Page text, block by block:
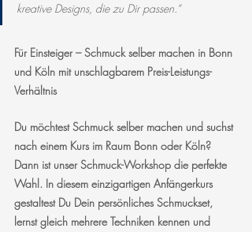
kreative Designs, die zu Dir passen.“
Für Einsteiger – Schmuck selber machen in Bonn
und Köln mit unschlagbarem Preis-Leistungs-
Verhältnis
Du möchtest Schmuck selber machen und suchst
nach einem Kurs im Raum Bonn oder Köln?
Dann ist unser Schmuck-Workshop die perfekte
Wahl. In diesem einzigartigen Anfängerkurs
gestaltest Du Dein persönliches Schmuckset,
lernst gleich mehrere Techniken kennen und